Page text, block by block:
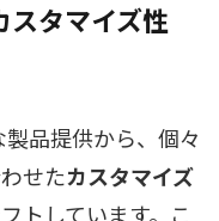
スタマイズ性
品提供から、個々
せたカスタマイズ
トしています。こ